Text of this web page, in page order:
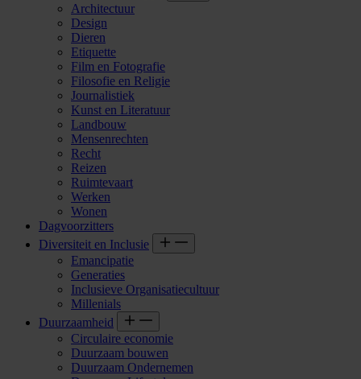
Architectuur
Design
Dieren
Etiquette
Film en Fotografie
Filosofie en Religie
Journalistiek
Kunst en Literatuur
Landbouw
Mensenrechten
Recht
Reizen
Ruimtevaart
Werken
Wonen
Dagvoorzitters
Diversiteit en Inclusie
Emancipatie
Generaties
Inclusieve Organisatiecultuur
Millenials
Duurzaamheid
Circulaire economie
Duurzaam bouwen
Duurzaam Ondernemen